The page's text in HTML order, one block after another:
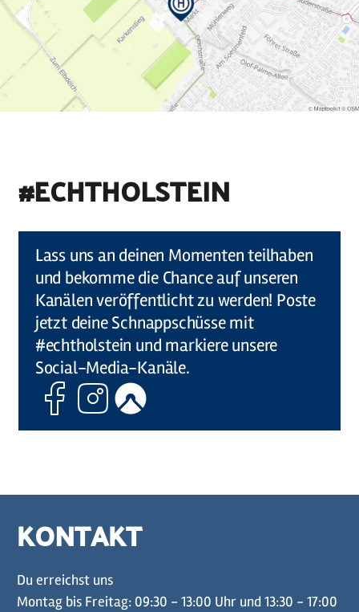
#ECHTHOLSTEIN
Lass uns an deinen Momenten teilhaben
und bekomme die Chance auf unseren
Kanälen veröffentlicht zu werden! Poste
jetzt deine Schnappschüsse mit
#echtholstein und markiere unsere
Social-Media-Kanäle.
FacebookInstagram
Komoot
KONTAKT
Du erreichst uns
Montag bis Freitag: 09:30 - 13:00 Uhr und 13:30 - 17:00